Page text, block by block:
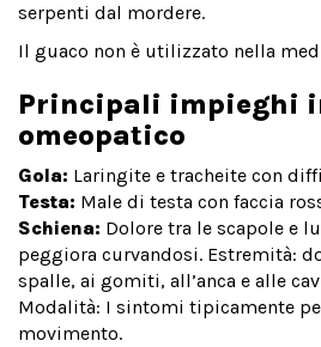
serpenti dal mordere.
Il guaco non è utilizzato nella
Principali impieghi
omeopatico
Gola: Laringite e tracheite con
Testa: Male di testa con faccia
Schiena: Dolore tra le scapole e
peggiora curvandosi. Estremità:
spalle, ai gomiti, all’anca e alle
Modalità: I sintomi tipicamente
movimento.